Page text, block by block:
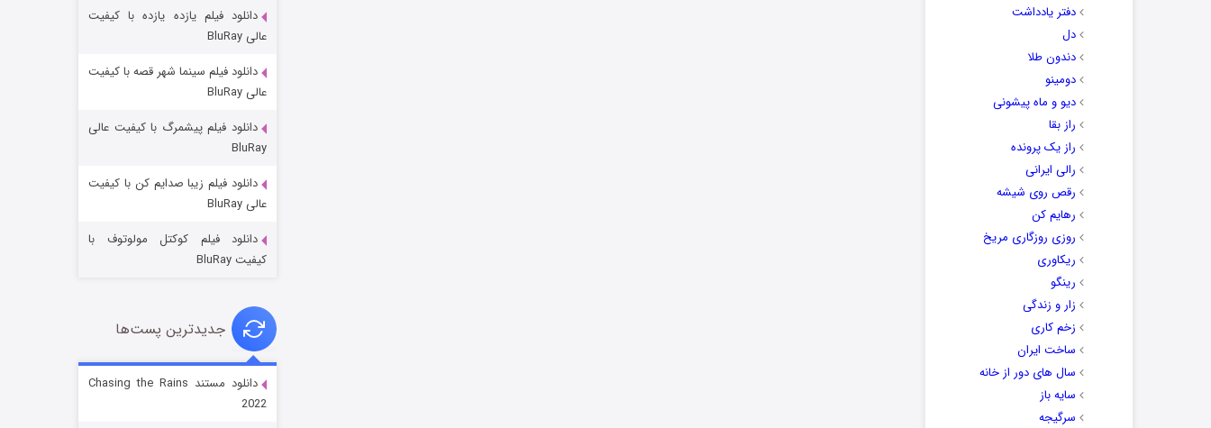
دفتر یادداشت
دل
دندون طلا
دومینو
دیو و ماه پیشونی
راز بقا
راز یک پرونده
رالی ایرانی
رقص روی شیشه
رهایم کن
روزی روزگاری مریخ
ریکاوری
رینگو
زار و زندگی
زخم کاری
ساخت ایران
سال های دور از خانه
سایه باز
سرگیجه
باب اسفنجی فصل ۱۷
دانلود فیلم یازده یازده با کیفیت
عالی BluRay
دانلود فیلم سینما شهر قصه با کیفیت
عالی BluRay
دانلود فیلم پیشمرگ با کیفیت عالی
BluRay
دانلود فیلم زیبا صدایم کن با کیفیت
عالی BluRay
دانلود فیلم کوکتل مولوتوف با
کیفیت BluRay
جدیدترین پست‌ها
دانلود مستند Chasing the Rains
2022